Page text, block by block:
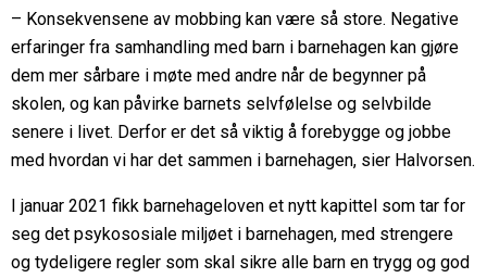
– Konsekvensene av mobbing kan være så store. Negative
erfaringer fra samhandling med barn i barnehagen kan gjøre
dem mer sårbare i møte med andre når de begynner på
skolen, og kan påvirke barnets selvfølelse og selvbilde
senere i livet. Derfor er det så viktig å forebygge og jobbe
med hvordan vi har det sammen i barnehagen, sier Halvorsen.
I januar 2021 fikk barnehageloven et nytt kapittel som tar for
seg det psykososiale miljøet i barnehagen, med strengere
og tydeligere regler som skal sikre alle barn en trygg og god